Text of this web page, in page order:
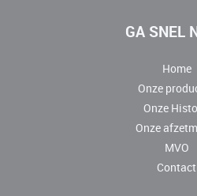
GA SNEL
Home
Onze
Onze
Onze
MVO
Contact